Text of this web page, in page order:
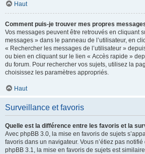
Haut
Comment puis-je trouver mes propres
Vos messages peuvent être retrouvés en cliquant
messages » dans le panneau de l’utilisateur, en
« Rechercher les messages de l’utilisateur »
ou bien en cliquant sur le lien « Accès rapide »
du forum. Pour rechercher vos sujets, utilisez la
choisissez les paramètres appropriés.
Haut
Surveillance et favoris
Quelle est la différence entre les favoris et la
Avec phpBB 3.0, la mise en favoris de sujets
favoris dans un navigateur. Vous n’étiez pas
phpBB 3.1, la mise en favoris de sujets est